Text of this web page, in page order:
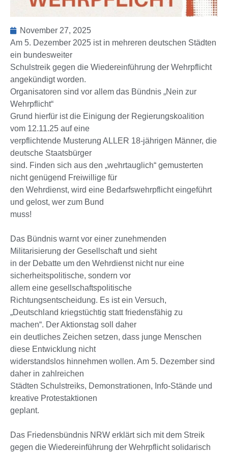
November 27, 2025
Am 5. Dezember 2025 ist in mehreren deutschen Städten
ein bundesweiter
Schulstreik gegen die Wiedereinführung der Wehrpflicht
angekündigt worden.
Organisatoren sind vor allem das Bündnis „Nein zur
Wehrpflicht“
Grund hierfür ist die Einigung der Regierungskoalition
vom 12.11.25 auf eine
verpflichtende Musterung ALLER 18-jährigen Männer, die
deutsche Staatsbürger
sind. Finden sich aus den „wehrtauglich“ gemusterten
nicht genügend Freiwillige für
den Wehrdienst, wird eine Bedarfswehrpflicht eingeführt
und gelost, wer zum Bund
muss!
Das Bündnis warnt vor einer zunehmenden
Militarisierung der Gesellschaft und sieht
in der Debatte um den Wehrdienst nicht nur eine
sicherheitspolitische, sondern vor
allem eine gesellschaftspolitische
Richtungsentscheidung. Es ist ein Versuch,
„Deutschland kriegstüchtig statt friedensfähig zu
machen“. Der Aktionstag soll daher
ein deutliches Zeichen setzen, dass junge Menschen
diese Entwicklung nicht
widerstandslos hinnehmen wollen. Am 5. Dezember sind
daher in zahlreichen
Städten Schulstreiks, Demonstrationen, Info-Stände und
kreative Protestaktionen
geplant.
Das Friedensbündnis NRW erklärt sich mit dem Streik
gegen die Wiedereinführung der Wehrpflicht solidarisch